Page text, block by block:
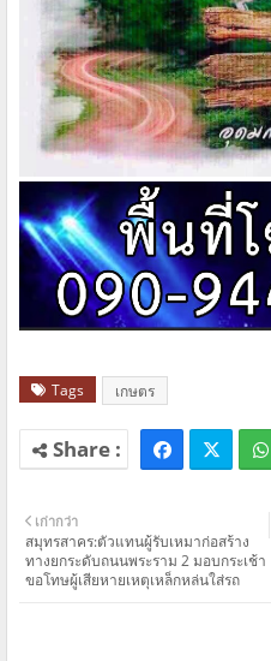
Tags เกษตร
เก่ากว่า
สมุทรสาคร:ตัวแทนผู้รับเหมาก่อสร้าง
ทางยกระดับถนนพระราม 2 มอบกระเช้า
ขอโทษผู้เสียหายเหตุเหล็กหล่นใส่รถ